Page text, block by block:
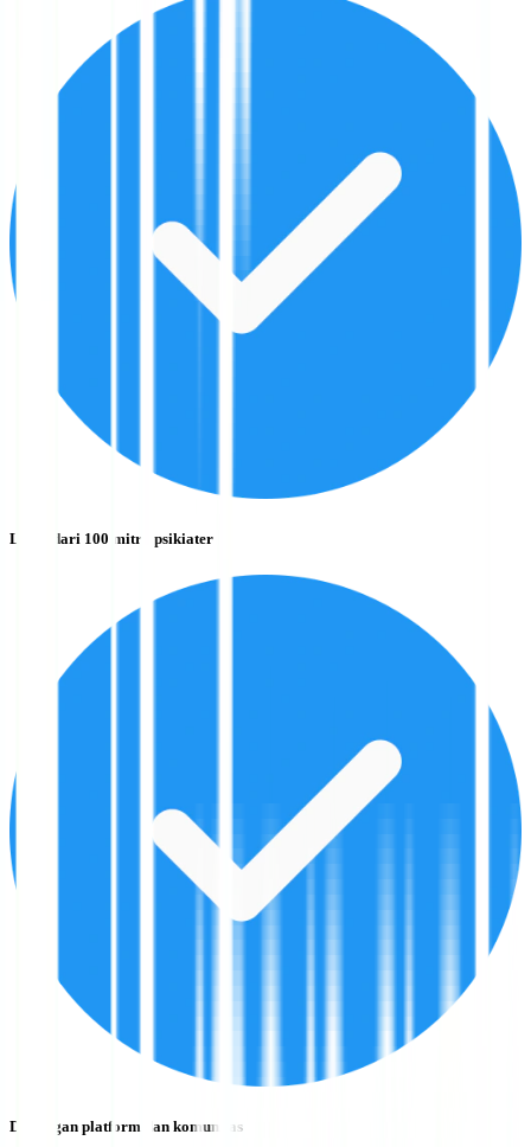
Lebih dari 100 mitra psikiater
Dukungan platform dan komunitas